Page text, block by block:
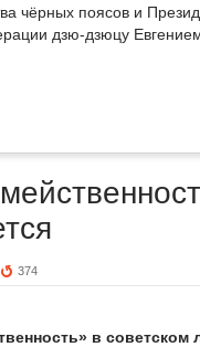
чёрных поясов и
дзю-дзюцу
374
в советском